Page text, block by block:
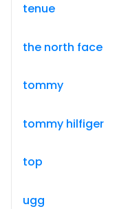
tenue
the north face
tommy
tommy hilfiger
top
ugg